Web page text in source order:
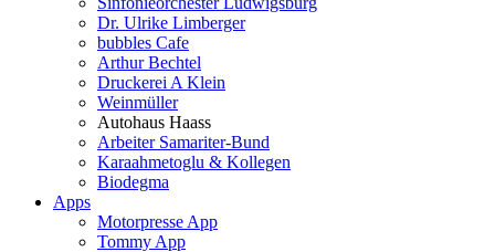
Dr. Ulrike Limberger
bubbles Cafe
Arthur Bechtel
Druckerei A Klein
Weinmüller
Autohaus Haass
Arbeiter Samariter-Bund
Karaahmetoglu & Kollegen
Biodegma
Apps
Motorpresse App
Tommy App